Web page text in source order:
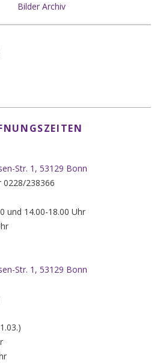
Bilder Archiv
Str. 1, 53129 Bonn
0228/238366
und 14.00-18.00 Uhr
Str. 1, 53129 Bonn